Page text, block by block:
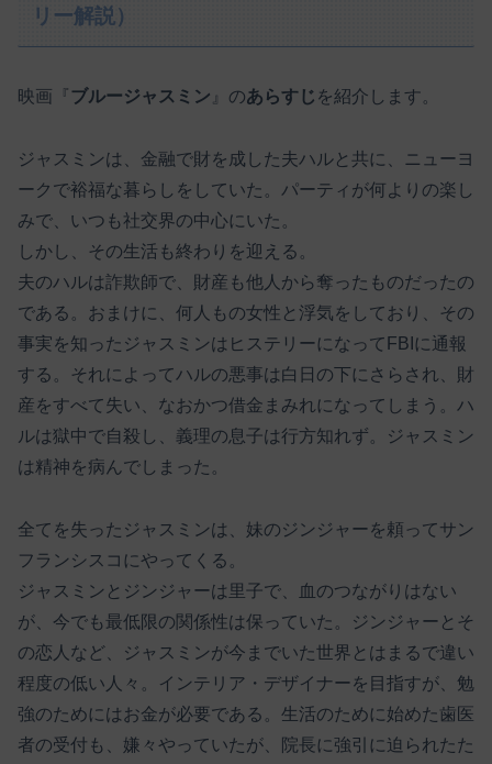
リー解説）
映画『ブルージャスミン 』のあらすじ を紹介します。
ジャスミンは、金融で財を成した夫ハルと共に、ニューヨ
ークで裕福な暮らしをしていた。パーティが何よりの楽し
みで、いつも社交界の中心にいた。
しかし、その生活も終わりを迎える。
夫のハルは詐欺師で、財産も他人から奪ったものだったの
である。おまけに、何人もの女性と浮気をしており、その
事実を知ったジャスミンはヒステリーになってFBIに通報
する。それによってハルの悪事は白日の下にさらされ、財
産をすべて失い、なおかつ借金まみれになってしまう。ハ
ルは獄中で自殺し、義理の息子は行方知れず。ジャスミン
は精神を病んでしまった。
全てを失ったジャスミンは、妹のジンジャーを頼ってサン
フランシスコにやってくる。
ジャスミンとジンジャーは里子で、血のつながりはない
が、今でも最低限の関係性は保っていた。ジンジャーとそ
の恋人など、ジャスミンが今までいた世界とはまるで違い
程度の低い人々。インテリア・デザイナーを目指すが、勉
強のためにはお金が必要である。生活のために始めた歯医
者の受付も、嫌々やっていたが、院長に強引に迫られたた